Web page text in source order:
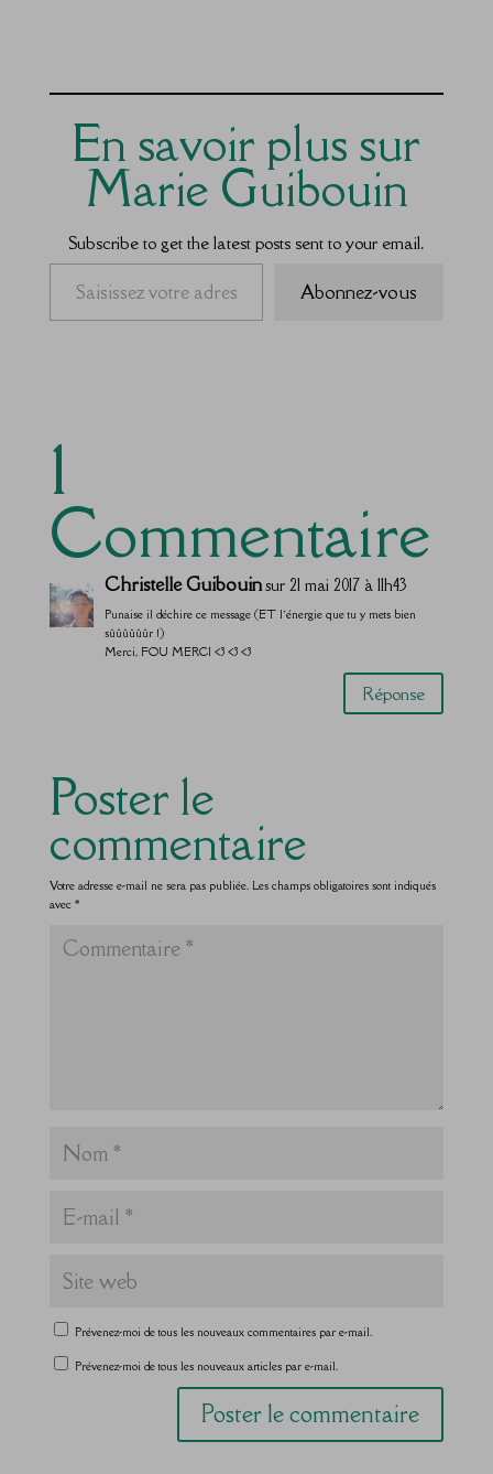
En savoir plus sur
Marie Guibouin
Subscribe to get the latest posts sent to your email.
Saisissez votre adresse e-mail…
Abonnez-vous
1
Commentaire
Christelle Guibouinsur 21 mai 2017 à 11h43
Punaise il déchire ce message (ET l’énergie que tu y mets bien
sûûûûûûr !)
Merci, FOU MERCI <3 <3 <3
Réponse
Poster le
commentaire
Votre adresse e-mail ne sera pas publiée. Les champs obligatoires sont indiqués
avec *
Prévenez-moi de tous les nouveaux commentaires par e-mail.
Prévenez-moi de tous les nouveaux articles par e-mail.